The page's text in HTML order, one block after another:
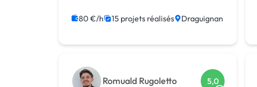
80 €/h 15 projets réalisés Draguignan
Romuald Rugoletto 5,0